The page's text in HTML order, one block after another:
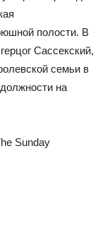
полости. В
Сассекский,
семьи в
должности на
Sunday